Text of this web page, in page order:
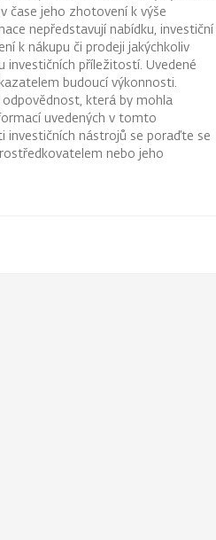
čase jeho zhotovení k výše
nepředstavují nabídku, investiční
k nákupu či prodeji jakýchkoliv
investičních příležitostí. Uvedené
budoucí výkonnosti.
odpovědnost, která by mohla
uvedených v tomto
investičních nástrojů se poraďte se
nebo jeho